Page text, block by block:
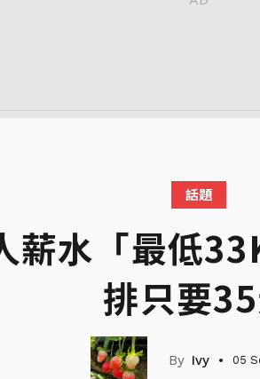
話題
薪水「最低
排只要
Ivy 05